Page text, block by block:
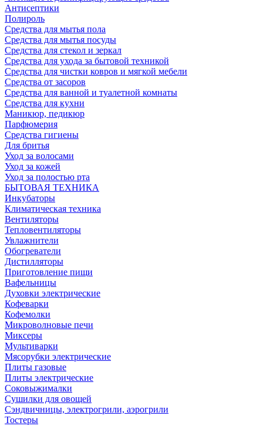
Антисептики
Полироль
Средства для мытья пола
Средства для мытья посуды
Средства для стекол и зеркал
Средства для ухода за бытовой техникой
Средства для чистки ковров и мягкой мебели
Средства от засоров
Средства для ванной и туалетной комнаты
Средства для кухни
Маникюр, педикюр
Парфюмерия
Средства гигиены
Для бритья
Уход за волосами
Уход за кожей
Уход за полостью рта
БЫТОВАЯ ТЕХНИКА
Инкубаторы
Климатическая техника
Вентиляторы
Тепловентиляторы
Увлажнители
Обогреватели
Дистилляторы
Приготовление пищи
Вафельницы
Духовки электрические
Кофеварки
Кофемолки
Микроволновые печи
Миксеры
Мультиварки
Мясорубки электрические
Плиты газовые
Плиты электрические
Соковыжималки
Сушилки для овощей
Сэндвичницы, электрогрили, аэрогрили
Тостеры